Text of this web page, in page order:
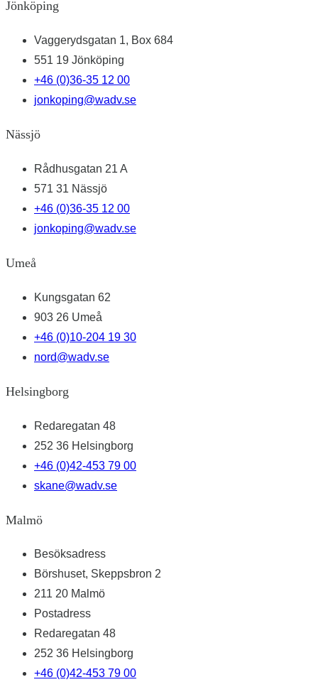
Jönköping
Vaggerydsgatan 1, Box 684
551 19 Jönköping
+46 (0)36-35 12 00
jonkoping@wadv.se
Nässjö
Rådhusgatan 21 A
571 31 Nässjö
+46 (0)36-35 12 00
jonkoping@wadv.se
Umeå
Kungsgatan 62
903 26 Umeå
+46 (0)10-204 19 30
nord@wadv.se
Helsingborg
Redaregatan 48
252 36 Helsingborg
+46 (0)42-453 79 00
skane@wadv.se
Malmö
Besöksadress
Börshuset, Skeppsbron 2
211 20 Malmö
Postadress
Redaregatan 48
252 36 Helsingborg
+46 (0)42-453 79 00